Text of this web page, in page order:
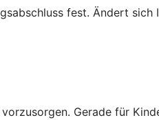
fest. Ändert sich
Gerade für